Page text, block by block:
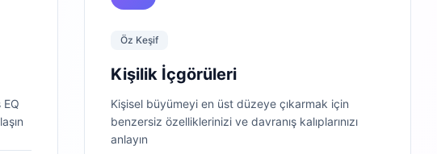
Öz Keşif
Kişilik İçgörüleri
Kişisel büyümeyi en üst düzeye çıkarmak için
benzersiz özelliklerinizi ve davranış kalıplarınızı
anlayın